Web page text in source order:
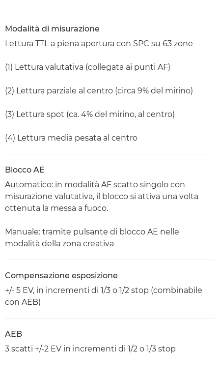
Modalità di misurazione
Lettura TTL a piena apertura con SPC su 63 zone
(1) Lettura valutativa (collegata ai punti AF)
(2) Lettura parziale al centro (circa 9% del mirino)
(3) Lettura spot (ca. 4% del mirino, al centro)
(4) Lettura media pesata al centro
Blocco AE
Automatico: in modalità AF scatto singolo con
misurazione valutativa, il blocco si attiva una volta
ottenuta la messa a fuoco.
Manuale: tramite pulsante di blocco AE nelle
modalità della zona creativa
Compensazione esposizione
+/- 5 EV, in incrementi di 1/3 o 1/2 stop (combinabile
con AEB)
AEB
3 scatti +/-2 EV in incrementi di 1/2 o 1/3 stop